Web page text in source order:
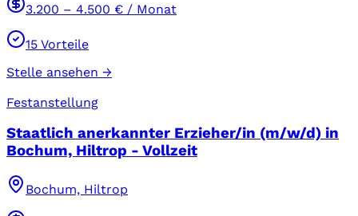
3.200 – 4.500 € / Monat
15 Vorteile
Stelle ansehen →
Festanstellung
Staatlich anerkannter Erzieher/in (m/w/d) in
Bochum, Hiltrop - Vollzeit
Bochum, Hiltrop